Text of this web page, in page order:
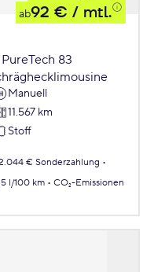
ab92 € / mtl.
83
Manuell
11.567 km
Stoff
€ Sonderzahlung
l/100 km
CO₂-Emissionen